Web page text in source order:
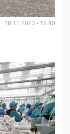
16.11.2023 - 15:40